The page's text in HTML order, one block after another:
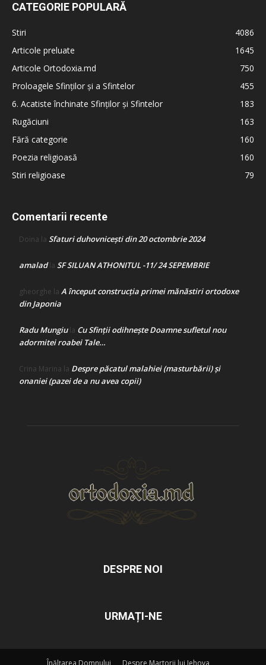
CATEGORIE POPULARĂ
Stiri
4086
Articole preluate
1645
Articole Ortodoxia.md
750
Proloagele Sfinților și a Sfintelor
455
6. Acatiste închinate Sfinților și Sfintelor
183
Rugăciuni
163
Fără categorie
160
Poezia religioasă
160
Stiri religioase
79
Comentarii recente
Doina la Sfaturi duhovnicești din 20 octombrie 2024
amaladla SF SILUAN ATHONITUL -11/ 24 SEPEMBRIE
gheorghe la A început construcţia primei mănăstiri ortodoxe
din Japonia
Radu Mungiula Cu Sfinții odihnește Doamne sufletul nou
adormitei roabei Tale…
Crina Marina la Despre păcatul malahiei (masturbării) şi
onaniei (pazei de a nu avea copii)
DESPRE NOI
URMAȚI-NE